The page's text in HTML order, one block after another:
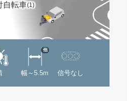
自転車(1)
幅～5.5m
他
信号なし